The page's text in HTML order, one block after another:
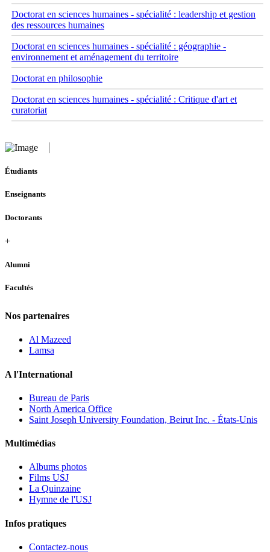
Doctorat en sciences humaines - spécialité : leadership et gestion
des ressources humaines
Doctorat en sciences humaines - spécialité : géographie -
environnement et aménagement du territoire
Doctorat en philosophie
Doctorat en sciences humaines - spécialité : Critique d'art et
curatoriat
Étudiants
Enseignants
Doctorants
+
Alumni
Facultés
Nos partenaires
Al Mazeed
Lamsa
A l'International
Bureau de Paris
North America Office
Saint Joseph University Foundation, Beirut Inc. - États-Unis
Multimédias
Albums photos
Films USJ
La Quinzaine
Hymne de l'USJ
Infos pratiques
Contactez-nous